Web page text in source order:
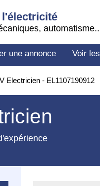
l'électricité
une annonce Voir
Electricien - EL1107190912